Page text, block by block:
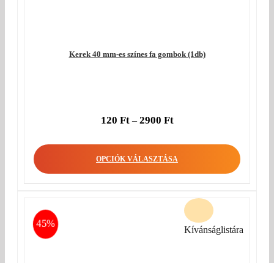
Kerek 40 mm-es színes fa gombok (1db)
120 Ft– 2900 Ft
OPCIÓK VÁLASZTÁSA
45%
Kívánságlistára